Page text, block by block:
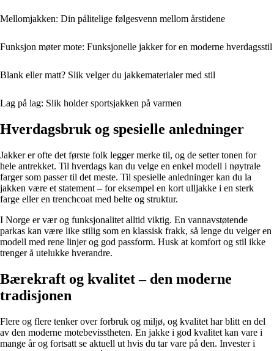
Mellomjakken: Din pålitelige følgesvenn mellom årstidene
Funksjon møter mote: Funksjonelle jakker for en moderne hverdagsstil
Blank eller matt? Slik velger du jakkematerialer med stil
Lag på lag: Slik holder sportsjakken på varmen
Hverdagsbruk og spesielle anledninger
Jakker er ofte det første folk legger merke til, og de setter tonen for
hele antrekket. Til hverdags kan du velge en enkel modell i nøytrale
farger som passer til det meste. Til spesielle anledninger kan du la
jakken være et statement – for eksempel en kort ulljakke i en sterk
farge eller en trenchcoat med belte og struktur.
I Norge er vær og funksjonalitet alltid viktig. En vannavstøtende
parkas kan være like stilig som en klassisk frakk, så lenge du velger en
modell med rene linjer og god passform. Husk at komfort og stil ikke
trenger å utelukke hverandre.
Bærekraft og kvalitet – den moderne
tradisjonen
Flere og flere tenker over forbruk og miljø, og kvalitet har blitt en del
av den moderne motebevisstheten. En jakke i god kvalitet kan vare i
mange år og fortsatt se aktuell ut hvis du tar vare på den. Invester i